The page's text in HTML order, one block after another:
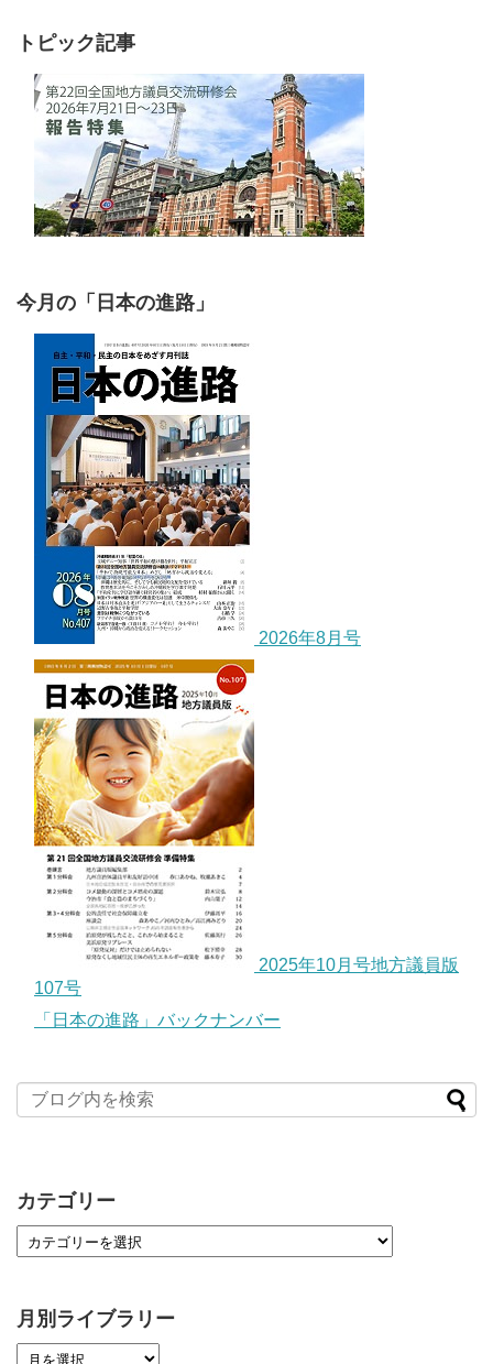
トピック記事
今月の「日本の進路」
2026年8月号
2025年10月号地方議員版
107号
「日本の進路」バックナンバー
カテゴリー
月別ライブラリー